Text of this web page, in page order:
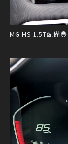
MG HS 1.5T配備